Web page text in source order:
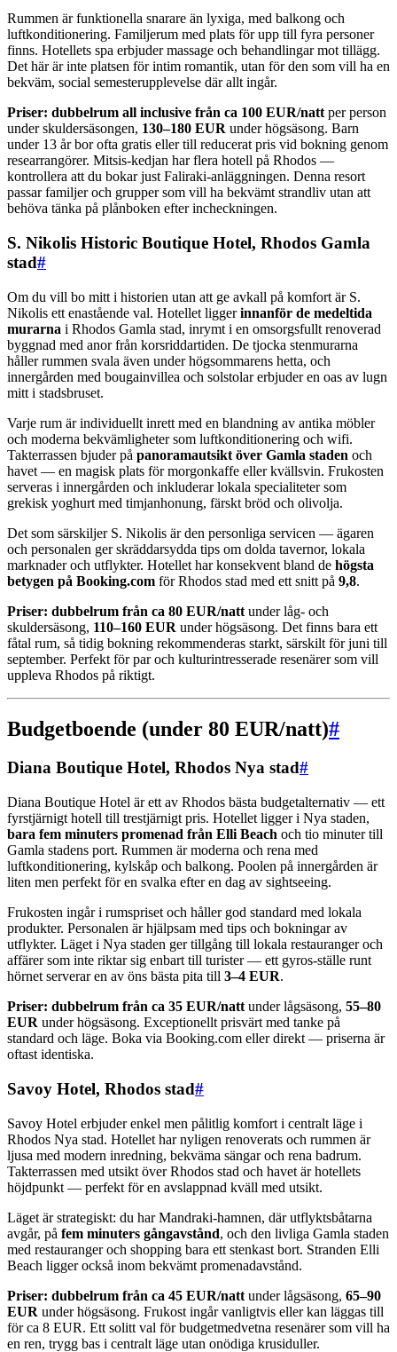
Rummen är funktionella snarare än lyxiga, med balkong och
luftkonditionering. Familjerum med plats för upp till fyra personer
finns. Hotellets spa erbjuder massage och behandlingar mot tillägg.
Det här är inte platsen för intim romantik, utan för den som vill ha en
bekväm, social semesterupplevelse där allt ingår.
Priser: dubbelrum all inclusive från ca 100 EUR/natt per person
under skuldersäsongen, 130–180 EUR under högsäsong. Barn
under 13 år bor ofta gratis eller till reducerat pris vid bokning genom
researrangörer. Mitsis-kedjan har flera hotell på Rhodos —
kontrollera att du bokar just Faliraki-anläggningen. Denna resort
passar familjer och grupper som vill ha bekvämt strandliv utan att
behöva tänka på plånboken efter incheckningen.
S. Nikolis Historic Boutique Hotel, Rhodos Gamla
stad#
Om du vill bo mitt i historien utan att ge avkall på komfort är S.
Nikolis ett enastående val. Hotellet liggerinnanför de medeltida
murarna i Rhodos Gamla stad, inrymt i en omsorgsfullt renoverad
byggnad med anor från korsriddartiden. De tjocka stenmurarna
håller rummen svala även under högsommarens hetta, och
innergården med bougainvillea och solstolar erbjuder en oas av lugn
mitt i stadsbruset.
Varje rum är individuellt inrett med en blandning av antika möbler
och moderna bekvämligheter som luftkonditionering och wifi.
Takterrassen bjuder på panoramautsikt över Gamla staden och
havet — en magisk plats för morgonkaffe eller kvällsvin. Frukosten
serveras i innergården och inkluderar lokala specialiteter som
grekisk yoghurt med timjanhonung, färskt bröd och olivolja.
Det som särskiljer S. Nikolis är den personliga servicen — ägaren
och personalen ger skräddarsydda tips om dolda tavernor, lokala
marknader och utflykter. Hotellet har konsekvent bland de högsta
betygen på Booking.com för Rhodos stad med ett snitt på 9,8.
Priser: dubbelrum från ca 80 EUR/natt under låg- och
skuldersäsong, 110–160 EUR under högsäsong. Det finns bara ett
fåtal rum, så tidig bokning rekommenderas starkt, särskilt för juni till
september. Perfekt för par och kulturintresserade resenärer som vill
uppleva Rhodos på riktigt.
Budgetboende (under 80 EUR/natt)#
Diana Boutique Hotel, Rhodos Nya stad#
Diana Boutique Hotel är ett av Rhodos bästa budgetalternativ — ett
fyrstjärnigt hotell till trestjärnigt pris. Hotellet ligger i Nya staden,
bara fem minuters promenad från Elli Beach och tio minuter till
Gamla stadens port. Rummen är moderna och rena med
luftkonditionering, kylskåp och balkong. Poolen på innergården är
liten men perfekt för en svalka efter en dag av sightseeing.
Frukosten ingår i rumspriset och håller god standard med lokala
produkter. Personalen är hjälpsam med tips och bokningar av
utflykter. Läget i Nya staden ger tillgång till lokala restauranger och
affärer som inte riktar sig enbart till turister — ett gyros-ställe runt
hörnet serverar en av öns bästa pita till 3–4 EUR.
Priser: dubbelrum från ca 35 EUR/natt under lågsäsong, 55–80
EUR under högsäsong. Exceptionellt prisvärt med tanke på
standard och läge. Boka via Booking.com eller direkt — priserna är
oftast identiska.
Savoy Hotel, Rhodos stad#
Savoy Hotel erbjuder enkel men pålitlig komfort i centralt läge i
Rhodos Nya stad. Hotellet har nyligen renoverats och rummen är
ljusa med modern inredning, bekväma sängar och rena badrum.
Takterrassen med utsikt över Rhodos stad och havet är hotellets
höjdpunkt — perfekt för en avslappnad kväll med utsikt.
Läget är strategiskt: du har Mandraki-hamnen, där utflyktsbåtarna
avgår, på fem minuters gångavstånd, och den livliga Gamla staden
med restauranger och shopping bara ett stenkast bort. Stranden Elli
Beach ligger också inom bekvämt promenadavstånd.
Priser: dubbelrum från ca 45 EUR/natt under lågsäsong, 65–90
EUR under högsäsong. Frukost ingår vanligtvis eller kan läggas till
för ca 8 EUR. Ett solitt val för budgetmedvetna resenärer som vill ha
en ren, trygg bas i centralt läge utan onödiga krusiduller.